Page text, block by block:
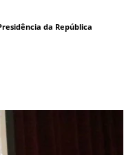
da República